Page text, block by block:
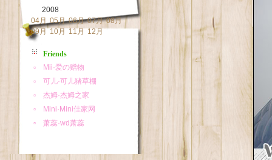
2008
04月 05月 06月 07月 08月
09月
10月 11月 12月
Friends